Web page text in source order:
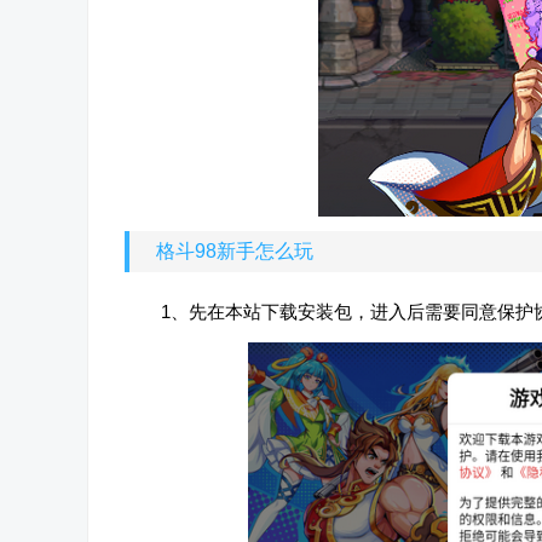
格斗98新手怎么玩
1、先在本站下载安装包，进入后需要同意保护